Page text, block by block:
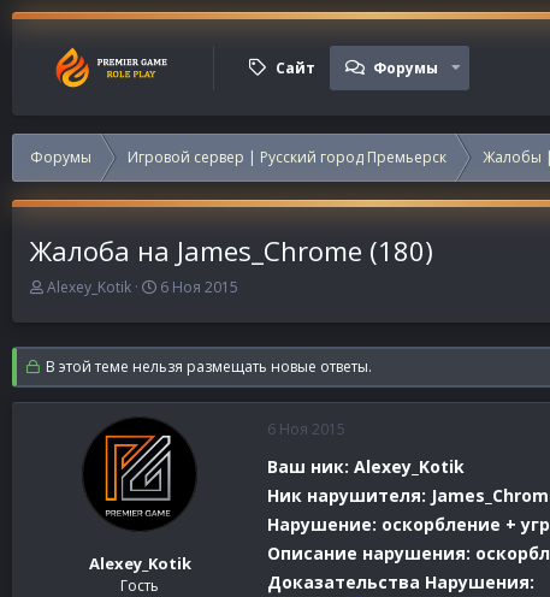
Сайт Форумы
Форумы Игровой сервер | Русский город Премьерск Жалобы
Жалоба на James_Chrome (180)
А
т
о
р
т
Alexey_Kotik
Д
т
а
н
а
а
л
6 Ноя 2015
В этой теме нельзя размещать новые ответы.
Alexey_Kotik
Гость
6 Ноя 2015
Ваш ник: Alexey_Kotik
Ник нарушителя:
Нарушение: оскорбление +
Описание нарушения:
Доказательства Нарушения: